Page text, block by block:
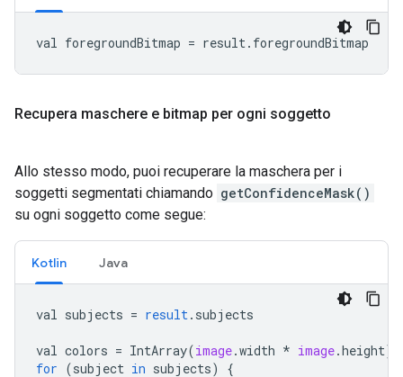
val foregroundBitmap = result. foregroundBitmap
Recupera maschere e bitmap per ogni soggetto
Allo stesso modo, puoi recuperare la maschera per i
soggetti segmentati chiamando getConfidenceMask()
su ogni soggetto come segue:
Kotlin Java
val subjects = result. subjects
val colors = IntArray(image.width * image.height)
for (subject in subjects)
{